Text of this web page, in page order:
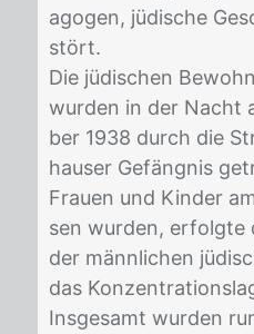
ago­gen, jü­di­sche
stört.
Die jü­di­schen
wur­den in der Nacht
ber 1938 durch die
hau­ser Ge­fäng­nis
Frau­en und Kin­der
sen wur­den, er­folg­te
der männ­li­chen
das
Ins­ge­samt wur­den